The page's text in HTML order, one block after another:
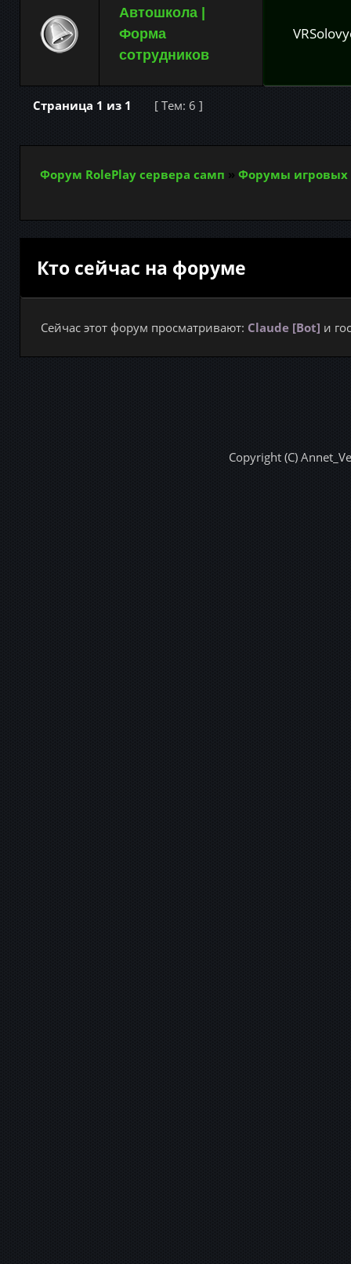
Автошкола |
Форма
сотрудников
Страница 1 из 1 [ Тем: 6 ]
Форум RolePlay сервера самп » Форумы игровых
Кто сейчас на форуме
Сейчас этот форум просматривают: Claude [Bot] и
Copyright (C)